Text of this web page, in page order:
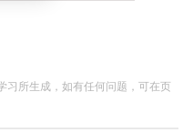
习所生成，如有任何问题，可在页